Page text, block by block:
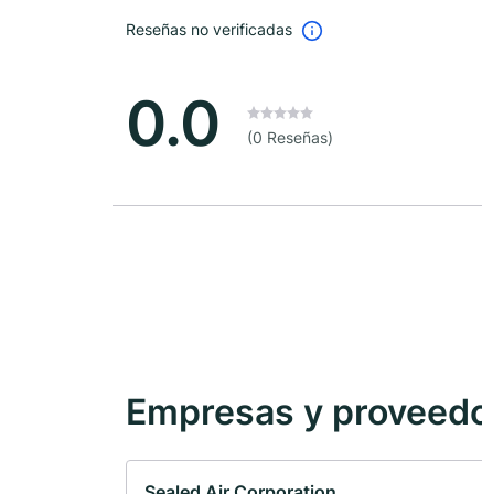
Reseñas no verificadas
0.0 (0 Reseñas)
Empresas y